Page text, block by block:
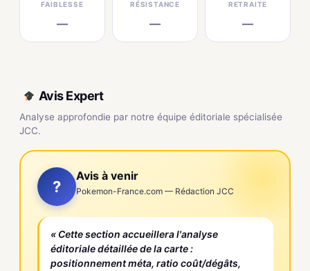
FAIBLESSE
—
RÉSISTANCE
—
RETRAITE
—
Avis Expert
Analyse approfondie par notre équipe éditoriale spécialisée
JCC.
?
Avis à venir
Pokemon-France.com — Rédaction JCC
« Cette section accueillera l'analyse
éditoriale détaillée de la carte :
positionnement méta, ratio coût/dégâts,